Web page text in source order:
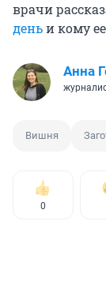
врачи
деньи кому
Анна
Вишня
0